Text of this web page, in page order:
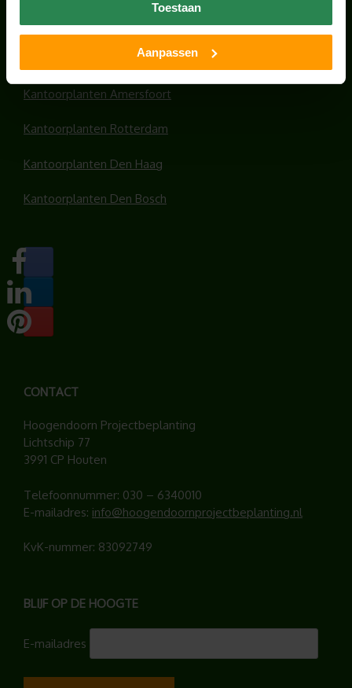
Toestaan
Aanpassen
Kantoorplanten Utrecht
Kantoorplanten Amsterdam
Kantoorplanten Amersfoort
Kantoorplanten Rotterdam
Kantoorplanten Den Haag
Kantoorplanten Den Bosch
CONTACT
Hoogendoorn Projectbeplanting
Lichtschip 77
3991 CP Houten
Telefoonnummer: 030 – 6340010
E-mailadres: info@hoogendoornprojectbeplanting.nl
KvK-nummer: 83092749
BLIJF OP DE HOOGTE
E-mailadres